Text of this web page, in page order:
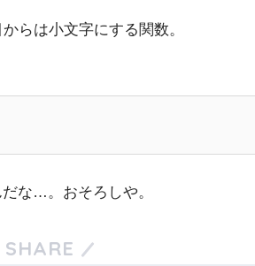
らは小文字にする関数。
な…。おそろしや。
SHARE